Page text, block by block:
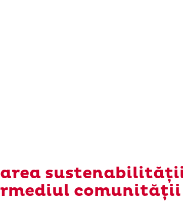
comunității